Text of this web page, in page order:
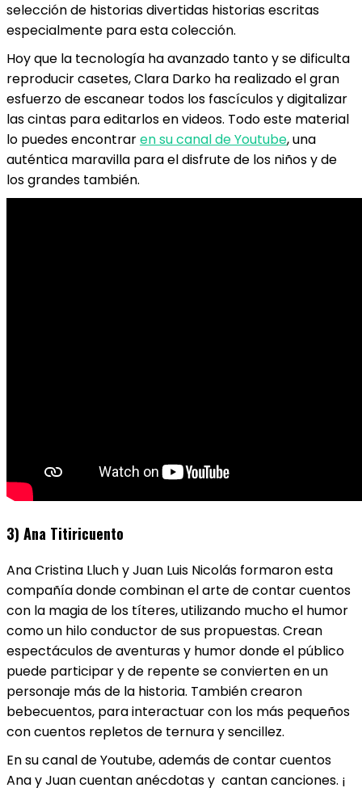
selección de historias divertidas historias escritas
especialmente para esta colección.
Hoy que la tecnología ha avanzado tanto y se dificulta
reproducir casetes, Clara Darko ha realizado el gran
esfuerzo de escanear todos los fascículos y digitalizar
las cintas para editarlos en videos. Todo este material
lo puedes encontraren su canal de Youtube, una
auténtica maravilla para el disfrute de los niños y de
los grandes también.
3) Ana Titiricuento
Ana Cristina Lluch y Juan Luis Nicolás formaron esta
compañía donde combinan el arte de contar cuentos
con la magia de los títeres, utilizando mucho el humor
como un hilo conductor de sus propuestas. Crean
espectáculos de aventuras y humor donde el público
puede participar y de repente se convierten en un
personaje más de la historia. También crearon
bebecuentos, para interactuar con los más pequeños
con cuentos repletos de ternura y sencillez.
En su canal de Youtube, además de contar cuentos
Ana y Juan cuentan anécdotas y cantan canciones. ¡